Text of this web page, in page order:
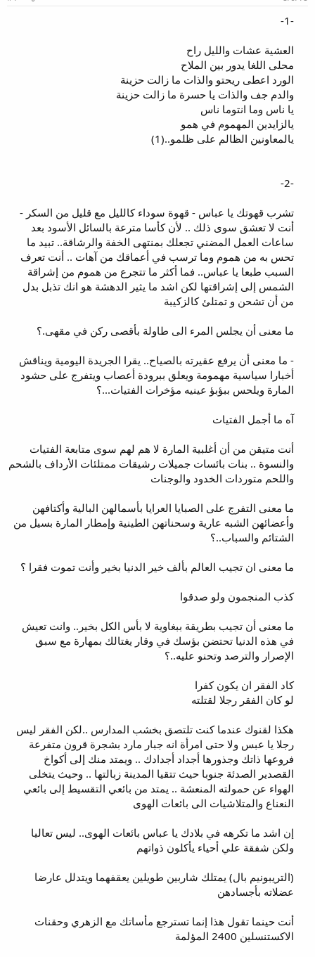
و
-1-
العشية عشات والليل راح
محلى اللغا يدور بين الملاح
الورد اعطى ريحتو والذات ما زالت حزينة
والدم جف والذات يا حسرة ما زالت حزينة
يا ناس وما انتوما ناس
يالزايدين المهموم في همو
يالمعاونين الظالم على ظلمو..(1)
-2-
تشرب قهوتك يا عباس - قهوة سوداء كالليل مع قليل من السكر -
أنت لا تعشق سوى ذلك .. لأن كأسا مترعة بالسائل الأسود بعد
ساعات العمل المضني تجعلك بمنتهى الخفة والرشاقة.. تبيد ما
تحس به من هموم وما ترسب في أعماقك من آهات .. أنت تعرف
السبب طبعا يا عباس.. فما أكثر ما تتجرع من هموم من إشراقة
الشمس إلى إشراقتها لكن اشد ما يثير الدهشة هو انك تذبل بدل
من أن تشحن و تمتلئ كالزكيبة
ما معنى أن يجلس المرء الى طاولة بأقصى ركن في مقهى.؟
- ما معنى أن يرفع عقيرته بالصياح.. يقرا الجريدة اليومية ويناقش
أخبارا سياسية مهمومة ويعلق ببرودة أعصاب ويتفرج على حشود
المارة ويلحس ببؤبؤ عينيه مؤخرات الفتيات...؟
آه ما أجمل الفتيات
أنت متيقن من أن أغلبية المارة لا هم لهم سوى متابعة الفتيات
والنسوة .. بنات بائسات جميلات رشيقات ممتلئات الأرداف بالشحم
واللحم متوردات الخدود والوجنات
ما معنى التفرج على الصبايا العرايا بأسمالهن البالية وأكتافهن
وأعضائهن الشبه عارية وسحناتهن الطينية وإمطار المارة بسيل من
الشتائم والسباب..؟
ما معنى ان تجيب العالم بألف خير الدنيا بخير وأنت تموت فقرا ؟
كذب المنجمون ولو صدقوا
ما معنى أن تجيب بطريقة ببغاوية لا بأس الكل بخير.. وانت تعيش
في هذه الدنيا تحتضن بؤسك في وقار يغتالك بمهارة مع سبق
الإصرار والترصد وتحنو عليه..؟
كاد الفقر ان يكون كفرا
لو كان الفقر رجلا لقتلته
هكذا لقنوك عندما كنت تلتصق بخشب المدارس ..لكن الفقر ليس
رجلا يا عبس ولا حتى امرأة انه جبار مارد بشجرة قرون متفرعة
فروعها ذاتك وجذورها أجداد أجدادك .. ويمتد منك إلى أكواخ
القصدير الصدئة جنوبا حيث تتقيا المدينة زبالتها .. وحيث يتخلى
الهواء عن حمولته المنعشة .. يمتد من بائعي التقسيط إلى بائعي
النعناع والمتلاشيات الى بائعات الهوى
إن اشد ما تكرهه في بلادك يا عباس بائعات الهوى.. ليس تعاليا
ولكن شفقة علي أحياء يأكلون ذواتهم
(التريبونيم بال) يمتلك شاربين طويلين يعقفهما ويتدلل عارضا
عضلاته بأجسادهن
أنت حينما تقول هذا إنما تسترجع مأساتك مع الزهري وحقنات
الاكستنسلين 2400 المؤلمة